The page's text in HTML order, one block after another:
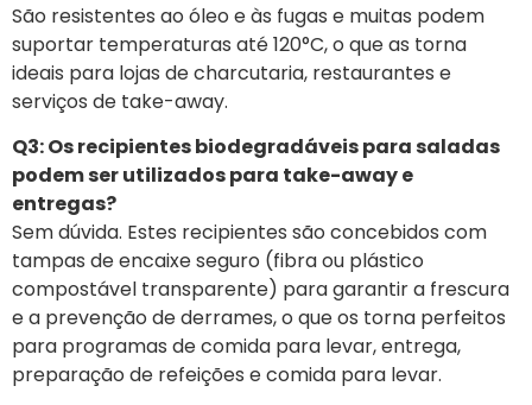
São resistentes ao óleo e às fugas e muitas podem
suportar temperaturas até 120°C, o que as torna
ideais para lojas de charcutaria, restaurantes e
serviços de take-away.
Q3: Os recipientes biodegradáveis para saladas
podem ser utilizados para take-away e
entregas?
Sem dúvida. Estes recipientes são concebidos com
tampas de encaixe seguro (fibra ou plástico
compostável transparente) para garantir a frescura
e a prevenção de derrames, o que os torna perfeitos
para programas de comida para levar, entrega,
preparação de refeições e comida para levar.